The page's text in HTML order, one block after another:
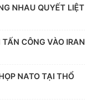
NHAU QUYẾT LIỆT
CÔNG VÀO IRAN
NATO TẠI THỔ